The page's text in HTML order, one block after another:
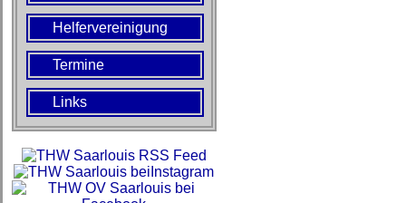
Helfervereinigung
Termine
Links